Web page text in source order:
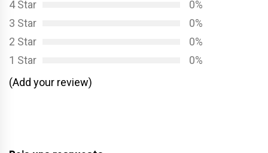
4 Star
0%
3 Star
0%
2 Star
0%
1 Star
0%
(Add your review)